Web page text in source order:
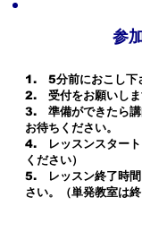
参
1. 5分前におこし下
​2. 受付をお願いしま
3. 準備ができたら講
お待ちください。
4. レッスンスタート
ください）
​5. レッスン終了時間
さい。（単発教室は